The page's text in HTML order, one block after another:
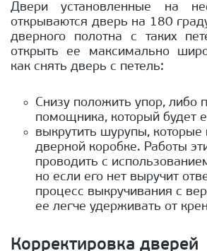
Двери установленные на
открываются дверь на 180
дверного полотна с таких
открыть ее максимально
как снять дверь с петель:
Снизу положить упор, либо
помощника, который будет
выкрутить шурупы, которые
дверной коробке. Работы
проводить с
но если его нет выручит
процесс выкручивания с
ее легче удерживать от
Корректировка дверей